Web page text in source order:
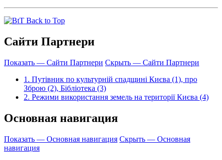
Back to Top
Сайти Партнери
Показать — Сайти Партнери Скрыть — Сайти Партнери
1. Путівник по культурній спадщині Києва (1), про
Зброю (2), Бібліотека (3)
2. Режими використання земель на території Києва (4)
Основная навигация
Показать — Основная навигация Скрыть — Основная
навигация